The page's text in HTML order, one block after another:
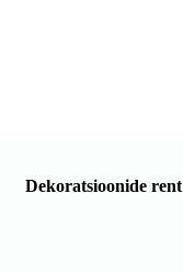
Dekoratsioonide rent